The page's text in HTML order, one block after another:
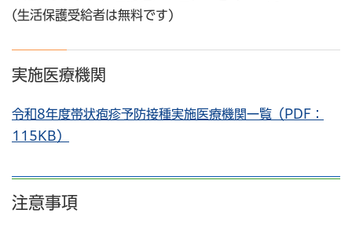
(生活保護受給者は無料です)
実施医療機関
令和8年度帯状疱疹予防接種実施医療機関一覧（PDF：
115KB）
注意事項